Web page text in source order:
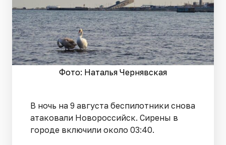
Фото: Наталья Чернявская
В ночь на 9 августа беспилотники снова
атаковали Новороссийск. Сирены в
городе включили около 03:40.